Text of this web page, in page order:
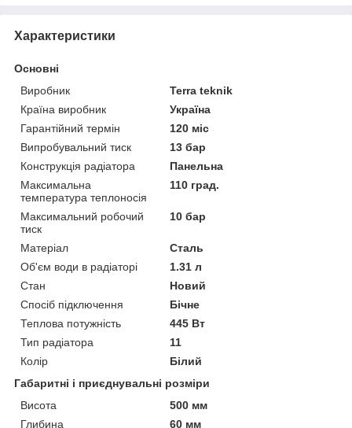
Характеристики
Основні
Виробник
Terra teknik
Країна виробник
Україна
Гарантійний термін
120 міс
Випробувальний тиск
13 бар
Конструкція радіатора
Панельна
Максимальна
температура теплоносія
110 град.
Максимальний робочий
тиск
10 бар
Матеріал
Сталь
Об'єм води в радіаторі
1.31 л
Стан
Новий
Спосіб підключення
Бічне
Теплова потужність
445 Вт
Тип радіатора
11
Колір
Білий
Габаритні і приєднувальні розміри
Висота
500 мм
Глибина
60 мм